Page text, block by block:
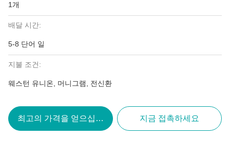
1개
배달 시간:
5-8 단어 일
지불 조건:
웨스턴 유니온, 머니그램, 전신환
최고의 가격을 얻으십시오 지금 접촉하세요